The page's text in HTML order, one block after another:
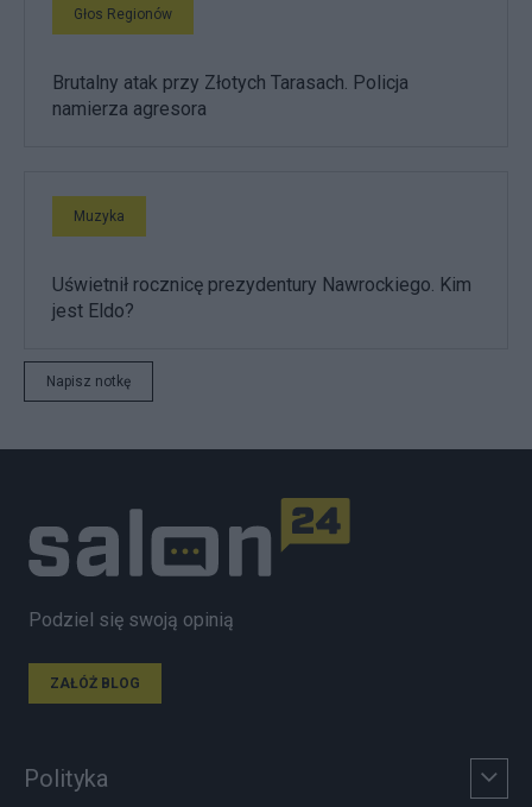
Głos Regionów
Brutalny atak przy Złotych Tarasach. Policja
namierza agresora
Muzyka
Uświetnił rocznicę prezydentury Nawrockiego. Kim
jest Eldo?
Napisz notkę
Podziel się swoją opinią
ZAŁÓŻ BLOG
Polityka